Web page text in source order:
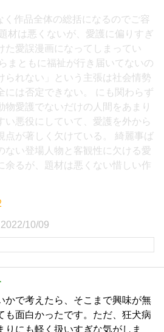
く作品全体の総括になるのでご容
材は悪くないが、愛護に偏りすぎ
た愛誤漫画になってしまってい
まともに福祉が行き届いてないの
られない」という主張は社会情勢
には否定できない。 にも関わらず
物愛護でないだけの人間をあまり
い悪役にしていて、愛護を外から
点が著しく欠けている。 綺麗事ば
ない登場人物と客観性に欠ける愛
余るが、題材は悪くない惜しい作
2022/10/09
かで考えたら、そこまで興味が無
も面白かったです。ただ、狂犬病
りにも軽く扱いすぎな気がしま